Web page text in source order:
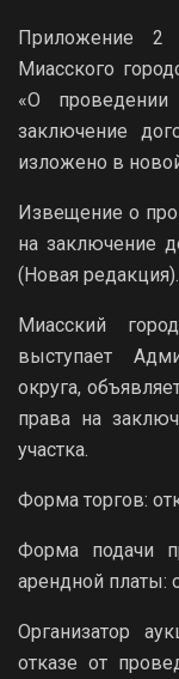
Приложение 2
Миасского
«О
заключение
изложено в
Извещение о
на заключение
(Новая редакция).
Миасский
выступает
округа,
права на
участка.
Форма торгов:
Форма подачи
арендной платы:
Организатор
отказе от